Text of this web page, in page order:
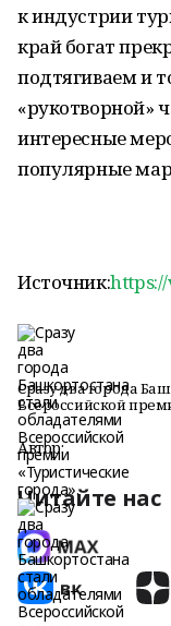
к индустрии
край богат
подтягиваем и
«рукотворной»
интересные
популярные
Источник:
Сразу два города
Всероссийской
Автор:
Читайте нас